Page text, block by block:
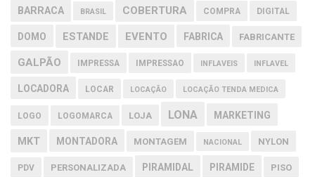
BARRACA BRASIL COBERTURA COMPRA DIGITAL
DOMO ESTANDE EVENTO FABRICA FABRICANTE
GALPÃO IMPRESSA IMPRESSAO INFLAVEIS INFLAVEL
LOCADORA LOCAR LOCAÇÃO LOCAÇÃO TENDA MEDICA
LOGO LOGOMARCA LOJA LONA MARKETING
MKT MONTADORA MONTAGEM NACIONAL NYLON
PDV PERSONALIZADA PIRAMIDAL PIRAMIDE PISO